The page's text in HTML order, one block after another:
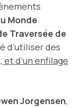
Monde
Traversée de
d’utiliser des
d’un enfilage
Jorgensen,